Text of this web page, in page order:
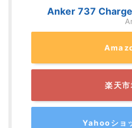
Anker 737
楽天
Yahooショ